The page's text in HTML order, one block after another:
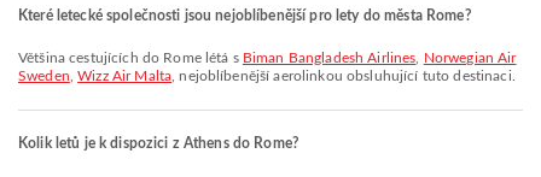
Které letecké společnosti jsou nejoblíbenější pro lety do města Rome?
Většina cestujících do Rome létá s Biman Bangladesh Airlines
Norwegian Air
Sweden ,Wizz Air Malta , nejoblíbenější aerolinkou obsluhující tuto destinaci.
Kolik letů je k dispozici z Athens do Rome?